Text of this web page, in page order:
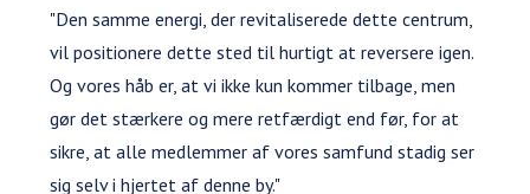
"Den samme energi, der revitaliserede dette centrum,
vil positionere dette sted til hurtigt at reversere igen.
Og vores håb er, at vi ikke kun kommer tilbage, men
gør det stærkere og mere retfærdigt end før, for at
sikre, at alle medlemmer af vores samfund stadig ser
sig selv i hjertet af denne by."